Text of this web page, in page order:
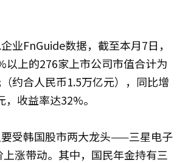
业FnGuide数据，截至本月7日，
以上的276家上市公司市值合计为
约合人民币1.5万亿元），同比增
收益率达32%。
受韩国股市两大龙头——三星电子
上涨带动。其中，国民年金持有三